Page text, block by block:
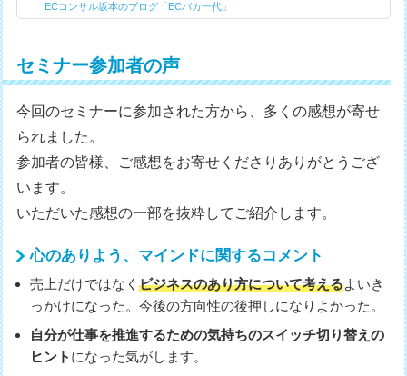
ECコンサル坂本のブログ「ECバカ一代」
セミナー参加者の声
今回のセミナーに参加された方から、多くの感想が寄せ
られました。
参加者の皆様、ご感想をお寄せくださりありがとうござ
います。
いただいた感想の一部を抜粋してご紹介します。
心のありよう、マインドに関するコメント
売上だけではなくビジネスのあり方について考えるよいき
っかけになった。今後の方向性の後押しになりよかった。
自分が仕事を推進するための気持ちのスイッチ切り替えの
ヒント になった気がします。